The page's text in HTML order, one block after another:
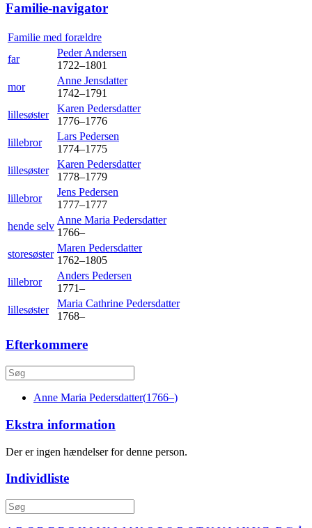
Familie-navigator
Familie med forældre
far
PederAndersen
1722–1801
mor
Anne Jensdatter
1742–1791
lillesøster
Karen Pedersdatter
1776–1776
lillebror
Lars Pedersen
1774–1775
lillesøster
Karen Pedersdatter
1778–1779
lillebror
Jens Pedersen
1777–1777
hende selv
Anne Maria Pedersdatter
1766–
storesøster
Maren Pedersdatter
1762–1805
lillebror
Anders Pedersen
1771–
lillesøster
Maria Cathrine Pedersdatter
1768–
Efterkommere
Anne Maria Pedersdatter(1766–)
Ekstra information
Der er ingen hændelser for denne person.
Individliste